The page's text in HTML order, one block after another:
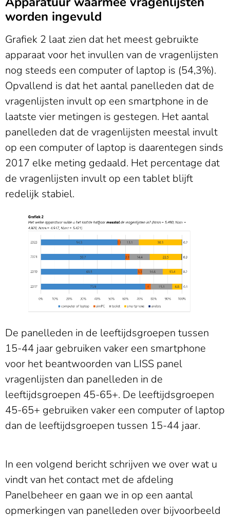
worden ingevuld
Grafiek 2 laat zien dat het meest gebruikte
apparaat voor het invullen van de vragenlijsten
nog steeds een computer of laptop is (54,3%).
Opvallend is dat het aantal panelleden dat de
vragenlijsten invult op een smartphone in de
laatste vier metingen is gestegen. Het aantal
panelleden dat de vragenlijsten meestal invult
op een computer of laptop is daarentegen sinds
2017 elke meting gedaald. Het percentage dat
de vragenlijsten invult op een tablet blijft
redelijk stabiel.
De panelleden in de leeftijdsgroepen tussen
15-44 jaar gebruiken vaker een smartphone
voor het beantwoorden van LISS panel
vragenlijsten dan panelleden in de
leeftijdsgroepen 45-65+. De leeftijdsgroepen
45-65+ gebruiken vaker een computer of laptop
dan de leeftijdsgroepen tussen 15-44 jaar.
In een volgend bericht schrijven we over wat u
vindt van het contact met de afdeling
Panelbeheer en gaan we in op een aantal
opmerkingen van panelleden over bijvoorbeeld